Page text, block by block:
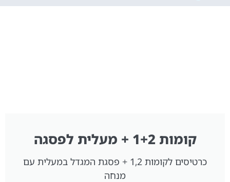
קומות 1+2 + מעלית לפסגה
כרטיסים לקומות 1,2 + פסגת המגדל במעלית עם
מנחה